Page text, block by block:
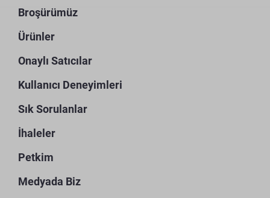
Broşürümüz
Ürünler
Onaylı Satıcılar
Kullanıcı Deneyimleri
Sık Sorulanlar
İhaleler
Petkim
Medyada Biz